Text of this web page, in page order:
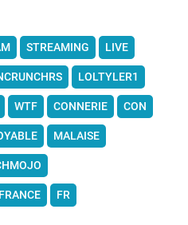
STREAMING LIVE
LOLTYLER1
WTF CONNERIE CON
MALAISE
FRANCE FR